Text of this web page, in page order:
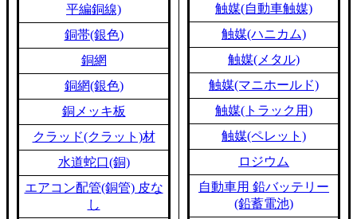
平編銅線)
銅帯(銀色)
銅網
銅網(銀色)
銅メッキ板
クラッド(クラット)材
水道蛇口(銅)
エアコン配管(銅管) 皮な
し
触媒(自動車触媒)
触媒(ハニカム)
触媒(メタル)
触媒(マニホールド)
触媒(トラック用)
触媒(ペレット)
ロジウム
自動車用 鉛バッテリー
(鉛蓄電池)